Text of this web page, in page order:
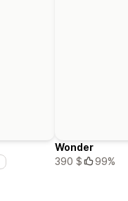
Wonder
390 $
99%